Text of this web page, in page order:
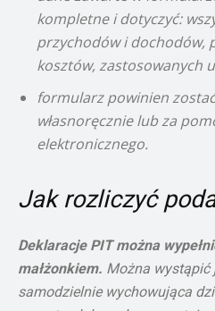
kompletne i dotyczyć:
przychodów i dochodów,
kosztów, zastosowanych
formularz powinien
własnoręcznie lub za
elektronicznego.
Jak rozliczyć
Deklaracje PIT można
małżonkiem. Można wystąpić
samodzielnie wychowująca